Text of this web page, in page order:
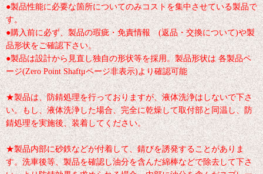
●製品性能に必要な箇所についてのみコストを集中させている製品で
す。
●購入前に必ず、製品の瑕疵・免責情報 (返品・交換について)や製
品形状をご確認下さい。
●製品は設計から見直し独自の形状等を採用。製品形状は 各製品ペ
ージ(Zero Point Shaftμページ非表示)より確認可能
★製品は、防錆処理を行っておりますが、液体洗浄はしないで下さ
い。もし、液体洗浄した場合、完全に乾燥して取付部と同温し、防
錆処理を実施後、装着してください。
★製品内部に砂鉄などが付着して、錆びを誘発することがありま
す。洗車後等、製品を確認し油分を含んだ綿棒などで除去して下さ